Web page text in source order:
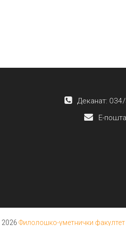
Деканат:
E-
Филолошко-уметнички факултет